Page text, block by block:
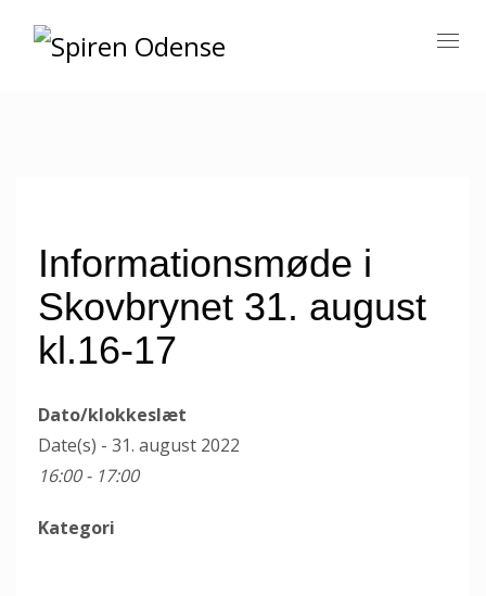
Informationsmøde i
Skovbrynet 31. august
kl.16-17
Dato/klokkeslæt
Date(s) - 31. august 2022
16:00 - 17:00
Kategori